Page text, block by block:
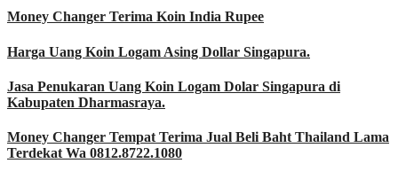
Money Changer Terima Koin India Rupee
Harga Uang Koin Logam Asing Dollar Singapura.
Jasa Penukaran Uang Koin Logam Dolar Singapura di
Kabupaten Dharmasraya.
Money Changer Tempat Terima Jual Beli Baht Thailand Lama
Terdekat Wa 0812.8722.1080